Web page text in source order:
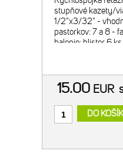
stupňové kazety/
1/2"x3/32" -
pastorkov: 7 a 8 -
balenie: blister 6 ks
15.00 EUR
DO